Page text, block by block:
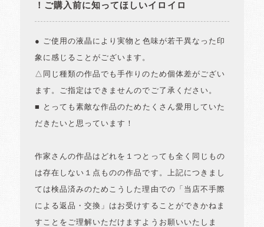
！ご購入前に知ってほしいイロイロ
● ご使用の液晶により実物と色味が若干異なった印
象に感じることがございます。
△同じ種類の作品でも手作りのため個体差がござい
ます。ご指定はできませんのでご了承ください。
■ とっても素敵な作品のためたくさん愛用していた
だきたいと思っています！
作家さんの作品はどれを１つとっても全く同じもの
は存在しない１点ものの作品です。上記につきまし
ては検品済みのためこうした理由での「当店不手際
による返品・交換」はお受けすることができかねま
すことをご理解いただけますようお願いいたしま